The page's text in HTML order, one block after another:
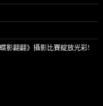
影翩翩》攝影比賽綻放光彩!